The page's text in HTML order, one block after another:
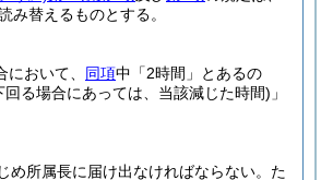
み替えるものとする。
において、 同項中「2時間」とあるの
る場合にあっては、当該減じた時間) 」
所属長に届け出なければならない。 た